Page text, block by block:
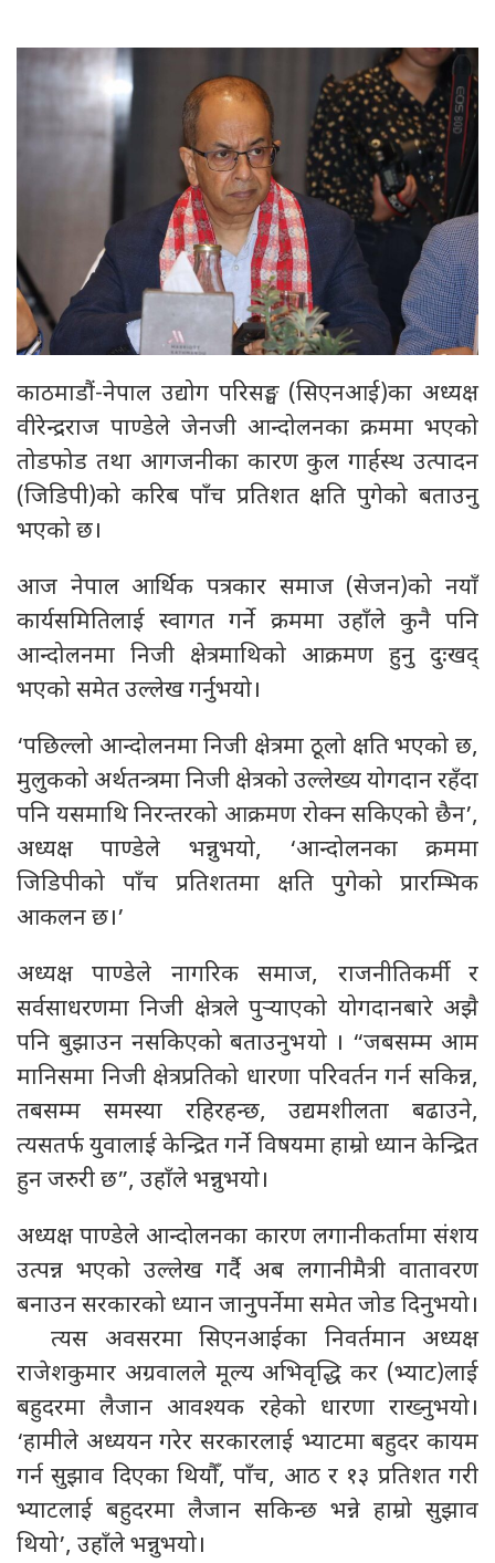
काठमाडौं-नेपाल उद्योग परिसङ्घ (सिएनआई)का अध्यक्ष
वीरेन्द्रराज पाण्डेले जेनजी आन्दोलनका क्रममा भएको
तोडफोड तथा आगजनीका कारण कुल गार्हस्थ उत्पादन
(जिडिपी)को करिब पाँच प्रतिशत क्षति पुगेको बताउनु
भएको छ।
आज नेपाल आर्थिक पत्रकार समाज (सेजन)को नयाँ
कार्यसमितिलाई स्वागत गर्ने क्रममा उहाँले कुनै पनि
आन्दोलनमा निजी क्षेत्रमाथिको आक्रमण हुनु दुःखद्
भएको समेत उल्लेख गर्नुभयो।
‘पछिल्लो आन्दोलनमा निजी क्षेत्रमा ठूलो क्षति भएको छ,
मुलुकको अर्थतन्त्रमा निजी क्षेत्रको उल्लेख्य योगदान रहँदा
पनि यसमाथि निरन्तरको आक्रमण रोक्न सकिएको छैन’,
अध्यक्ष पाण्डेले भन्नुभयो, ‘आन्दोलनका क्रममा
जिडिपीको पाँच प्रतिशतमा क्षति पुगेको प्रारम्भिक
आकलन छ।’
अध्यक्ष पाण्डेले नागरिक समाज, राजनीतिकर्मी र
सर्वसाधरणमा निजी क्षेत्रले पुर्‍याएको योगदानबारे अझै
पनि बुझाउन नसकिएको बताउनुभयो । “जबसम्म आम
मानिसमा निजी क्षेत्रप्रतिको धारणा परिवर्तन गर्न सकिन्न,
तबसम्म समस्या रहिरहन्छ, उद्यमशीलता बढाउने,
त्यसतर्फ युवालाई केन्द्रित गर्ने विषयमा हाम्रो ध्यान केन्द्रित
हुन जरुरी छ”, उहाँले भन्नुभयाे।
अध्यक्ष पाण्डेले आन्दोलनका कारण लगानीकर्तामा संशय
उत्पन्न भएको उल्लेख गर्दै अब लगानीमैत्री वातावरण
बनाउन सरकारको ध्यान जानुपर्नेमा समेत जोड दिनुभयो।
त्यस अवसरमा सिएनआईका निवर्तमान अध्यक्ष
राजेशकुमार अग्रवालले मूल्य अभिवृद्धि कर (भ्याट)लाई
बहुदरमा लैजान आवश्यक रहेको धारणा राख्नुभयो।
‘हामीले अध्ययन गरेर सरकारलाई भ्याटमा बहुदर कायम
गर्न सुझाव दिएका थियौँ, पाँच, आठ र १३ प्रतिशत गरी
भ्याटलाई बहुदरमा लैजान सकिन्छ भन्ने हाम्रो सुझाव
थियो’, उहाँले भन्नुभयो।